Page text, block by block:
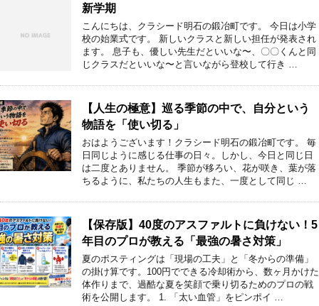
新学期
こんにちは、クラシード明石の鍛冶町です。 今日は小学
校の始業式です。 新しいクラスと新しい担任が発表され
ます。 息子も、優しい先生だといいな〜、〇〇くんと同
じクラスだといいな〜と言いながら登校して行き …
【人生の極意】巡る季節の中で、自分という
物語を「使い切る」
おはようございます！クラシード明石の鍛冶町です。 毎
日同じように感じる仕事の日々。しかし、今日と同じ日
は二度とありません。 季節が移ろい、花が咲き、葉が落
ちるように、私たちの人生もまた、一度として同じ …
【保存版】40度のアスファルトに負けない！5
年目のプロが教える「最強の暑さ対策」
夏のポスティングは「現場の工夫」と「冬からの準備」
の掛け算です。100円でできる冷却術から、数ヶ月かけた
体作りまで、過酷な夏を笑顔で乗り切るためのプロの戦
術を公開します。 1. 「太い血管」をピンポイ …